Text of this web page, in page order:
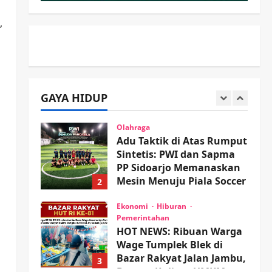
GAYA HIDUP
2
Mesin Menuju Piala Soccer
3
Ekonomi
Pemerintahan
HOT NEWS: Ribuan Warga
Wage Tumplek Blek di
Bazar Rakyat Jalan Jambu,
Sambil Nonton Jaranan!
wartanusa
4
Keagamaan Pemerintahan
Pemkab Sidoarjo &
Muhammadiyah Sinergi
Permudah Perizinan,
Wakaf, hingga Hibah